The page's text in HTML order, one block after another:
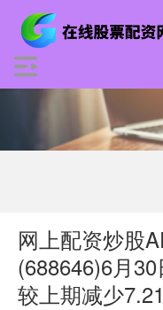
网上配资炒股
(688646)6月
较上期减少